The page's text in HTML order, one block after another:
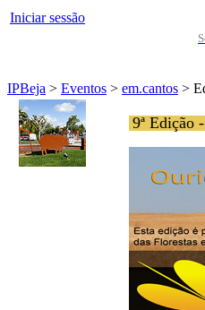
Iniciar sessão
IPBeja > Eventos > em.cantos >
9ª Edição